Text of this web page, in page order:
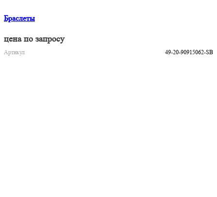
Браслеты
цена по запросу
Артикул 49-20-90915062-SB